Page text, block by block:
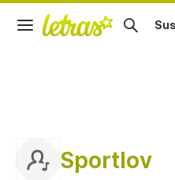
Sportlov